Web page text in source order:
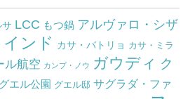
サ LCC もつ鍋 アルヴァロ・シザ
インド カサ・バトリョ カサ・ミラ
ル航空 カンプ・ノウ ガウディ ク
グエル公園 グエル邸 サグラダ・ファ